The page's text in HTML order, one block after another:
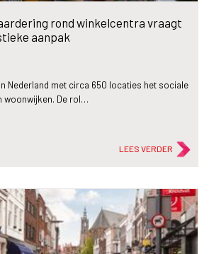
rond winkelcentra vraagt
aanpak
Nederland met circa 650 locaties het sociale
woonwijken. De rol…
LEES VERDER